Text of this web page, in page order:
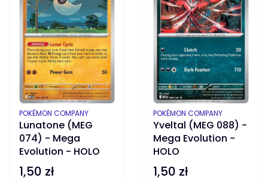
Lunatone (MEG
074) - Mega
Evolution - HOLO
PRODUCENT
POKÉMON COMPANY
Cena
1,50 zł
Yveltal (MEG 088) -
Mega Evolution -
HOLO
PRODUCENT
POKÉMON COMPANY
Cena
1,50 zł